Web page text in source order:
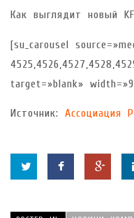
Как выглядит новый
[su_carousel
target=»blank»
Источник: Ассоциация